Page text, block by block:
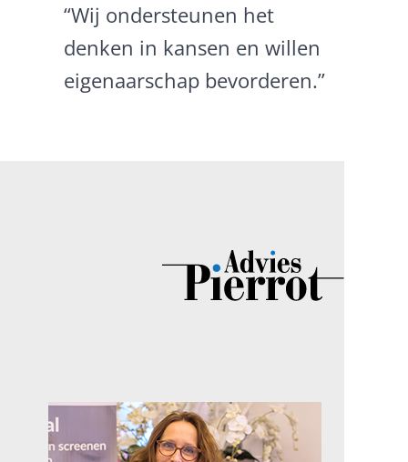
“Wij ondersteunen het
denken in kansen en willen
eigenaarschap bevorderen.”